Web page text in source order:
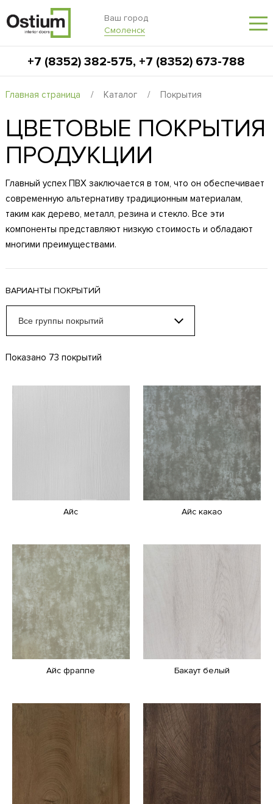
Ваш город
Смоленск
+7 (8352) 382-575, +7 (8352) 673-788
Главная страница / Каталог / Покрытия
ЦВЕТОВЫЕ ПОКРЫТИЯ
ПРОДУКЦИИ
Главный успех ПВХ заключается в том, что он обеспечивает
современную альтернативу традиционным материалам,
таким как дерево, металл, резина и стекло. Все эти
компоненты представляют низкую стоимость и обладают
многими преимуществами.
ВАРИАНТЫ ПОКРЫТИЙ
Показано 73 покрытий
Айс Айс какао
Айс фраппе Бакаут белый